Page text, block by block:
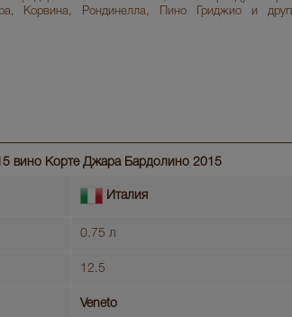
Корвина, Рондинелла, Пино Гриджио и
вино Корте Джара Бардолино 2015
Италия
0.75 л
12.5
Veneto